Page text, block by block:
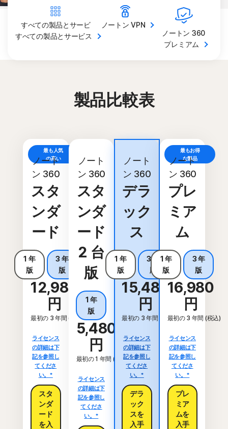
すべての製品とサービ
すべての製品とサービス
ノートンVPN
ノートン 360
プレミアム
製品比較表
最も人気
の高い
ノート
ン 360
スタ
ンダ
ード
1 年
版
3 年
版
12,980
円
最初の 3 年間 (税込)
ライセンス
の詳細は下
記を参照し
てくださ
い。*
スタ
ンダ
ード
を入
ノート
ン 360
スタ
ンダ
ード
2 台
版
1 年
版
5,480
円
最初の 1 年間 (税込)
ライセンス
の詳細は下
記を参照し
てくださ
い。*
お買い得
ノート
ン 360
デラ
ック
ス
1 年
版
3 年
版
15,480
円
最初の 3 年間 (税込)
ライセンス
の詳細は下
記を参照し
てくださ
い。*
デラ
ック
スを
入手
最もお得
な製品
ノート
ン 360
プレ
ミア
ム
1 年
版
3 年
版
16,980
円
最初の 3 年間 (税込)
ライセンス
の詳細は下
記を参照し
てくださ
い。*
プレ
ミア
ムを
入手